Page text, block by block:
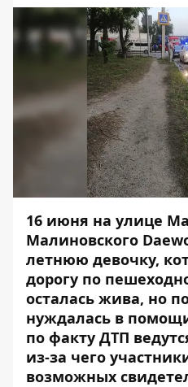
16 июня на улице
Малиновского
летнюю девочку,
дорогу по
осталась жива, но
нуждалась в
по факту ДТП
из-за чего
возможных